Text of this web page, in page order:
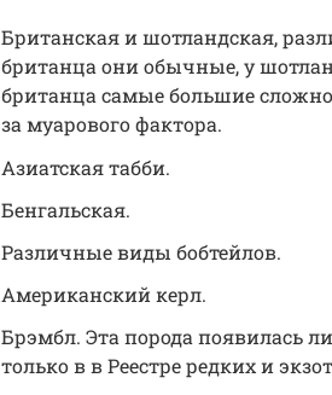
Британская и шотландская,
британца они обычные, у
британца самые большие
за муарового фактора.
Азиатская табби.
Бенгальская.
Различные виды бобтейлов.
Американский керл.
Брэмбл. Эта порода появилась
только в в Реестре редких и